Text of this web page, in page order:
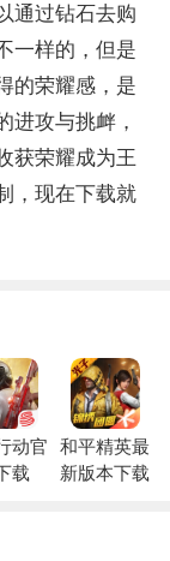
通过钻石去购
一样的，但是
的荣耀感，是
进攻与挑衅，
获荣耀成为王
，现在下载就
动官
载
和平精英最
新版本下载